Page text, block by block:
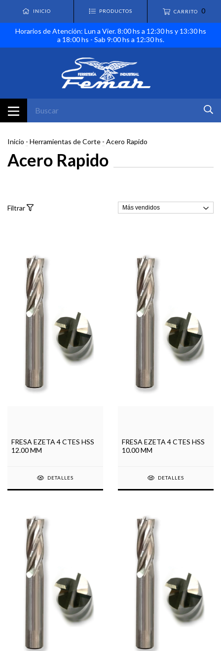
INICIO PRODUCTOS CARRITO 0
Horarios de Atención: Lun a Vier. 8:00 hs a 12:30 hs y 13:30 hs
a 18:00 hs - Sab 9:00 hs a 12:30 hs.
Inicio - Herramientas de Corte - Acero Rapido
Acero Rapido
Filtrar
FRESA EZETA 4 CTES HSS
12.00 MM
DETALLES
FRESA EZETA 4 CTES HSS
10.00 MM
DETALLES